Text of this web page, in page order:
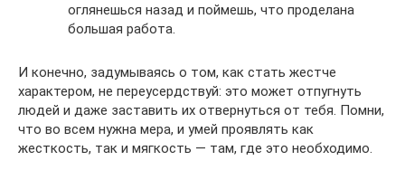
оглянешься назад и поймешь, что проделана
большая работа.
И конечно, задумываясь о том, как стать жестче
характером, не переусердствуй: это может отпугнуть
людей и даже заставить их отвернуться от тебя. Помни,
что во всем нужна мера, и умей проявлять как
жесткость, так и мягкость — там, где это необходимо.